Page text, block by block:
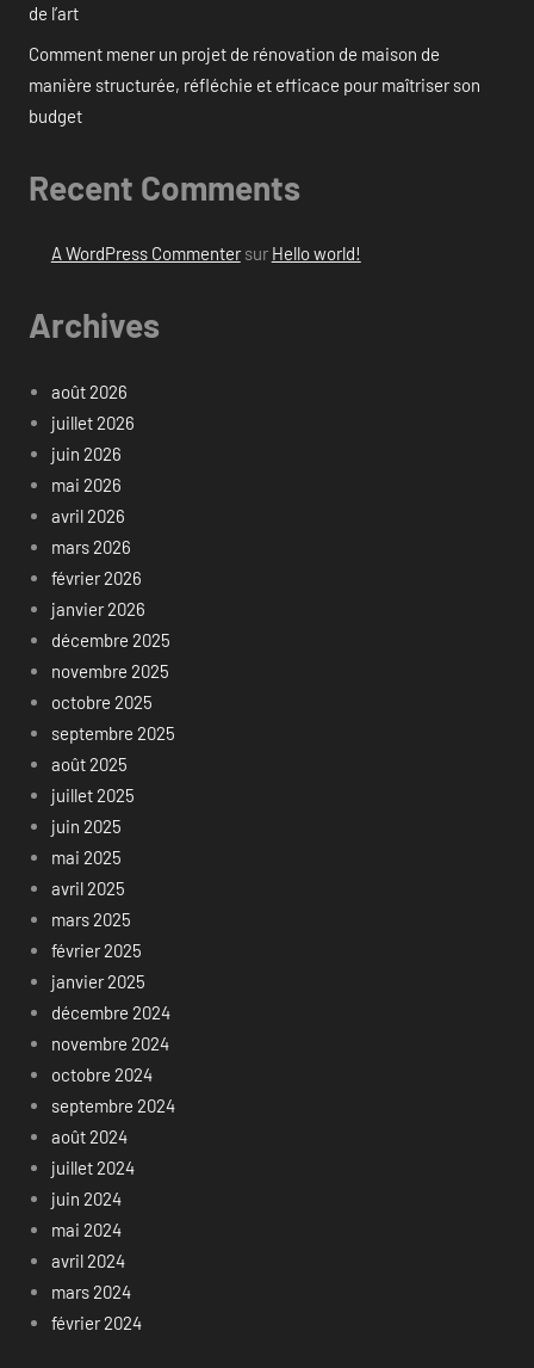
de l’art
Comment mener un projet de rénovation de maison de
manière structurée, réfléchie et efficace pour maîtriser son
budget
Recent Comments
A WordPress Commentersur Hello world!
Archives
août 2026
juillet 2026
juin 2026
mai 2026
avril 2026
mars 2026
février 2026
janvier 2026
décembre 2025
novembre 2025
octobre 2025
septembre 2025
août 2025
juillet 2025
juin 2025
mai 2025
avril 2025
mars 2025
février 2025
janvier 2025
décembre 2024
novembre 2024
octobre 2024
septembre 2024
août 2024
juillet 2024
juin 2024
mai 2024
avril 2024
mars 2024
février 2024